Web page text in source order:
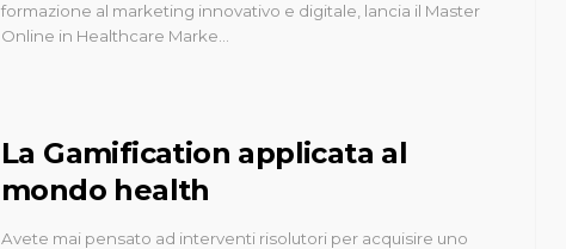
formazione al marketing innovativo e digitale, lancia il Master
Online in Healthcare Marke…
La Gamification applicata al
mondo health
Avete mai pensato ad interventi risolutori per acquisire uno